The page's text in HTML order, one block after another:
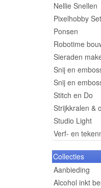
Nellie Snellen
Pixelhobby
Ponsen
Robotime
Sieraden
Snij en
Snij en
Stitch en Do
Strijkkralen &
Studio Light
Verf- en
Collecties
Aanbieding
Alcohol inkt